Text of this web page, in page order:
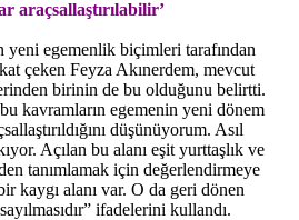
araçsallaştırılabilir’
yeni egemenlik biçimleri tarafından
çeken Feyza Akınerdem, mevcut
birinin de bu olduğunu belirtti.
kavramların egemenin yeni dönem
düşünüyorum. Asıl
Açılan bu alanı eşit yurttaşlık ve
tanımlamak için değerlendirmeye
kaygı alanı var. O da geri dönen
ifadelerini kullandı.